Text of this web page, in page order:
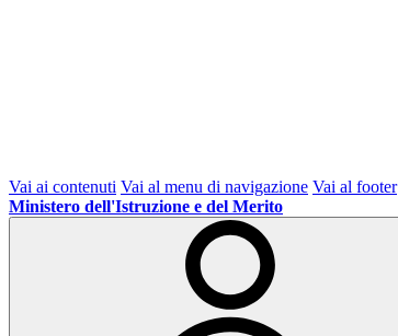
Vai ai contenuti Vai al menu di navigazione Vai al footer
Ministero dell'Istruzione e del Merito